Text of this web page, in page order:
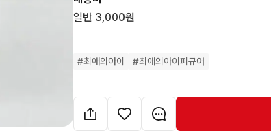
■ 3시이전 주문(결제 완료)시, 당일 발송!!
(도색불량, 마감미흡, 사용감 등 있음)
일반 3,000원
#최애의아이 #최애의아이피규어